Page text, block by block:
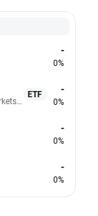
-
0%
AMEM.DE, Amundi MSCI Emerging Markets UCITS (Acc EUR)
ETF -
0%
-
0%
-
0%